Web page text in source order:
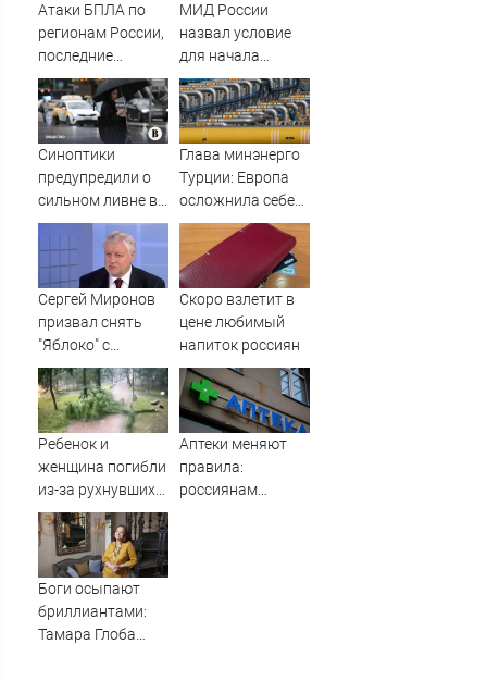
Атаки БПЛА по
регионам России,
последние
новости на 7
августа 2026:
последствия,
атаки на склады
МИД России
назвал условие
для начала
переговоров о
мире с Украиной
Синоптики
предупредили о
сильном ливне в
Москве 7 августа
Глава минэнерго
Турции: Европа
осложнила себе
жизнь отказом от
российского газа
Сергей Миронов
призвал снять
"Яблоко" с
выборов -
Новости на
Вести.ru
Скоро взлетит в
цене любимый
напиток россиян
Ребенок и
женщина погибли
из-за рухнувших
деревьев во
время урагана в
Смоленске -
Новости на
Вести.ru
Аптеки меняют
правила:
россиянам
Боги осыпают
бриллиантами:
Тамара Глоба